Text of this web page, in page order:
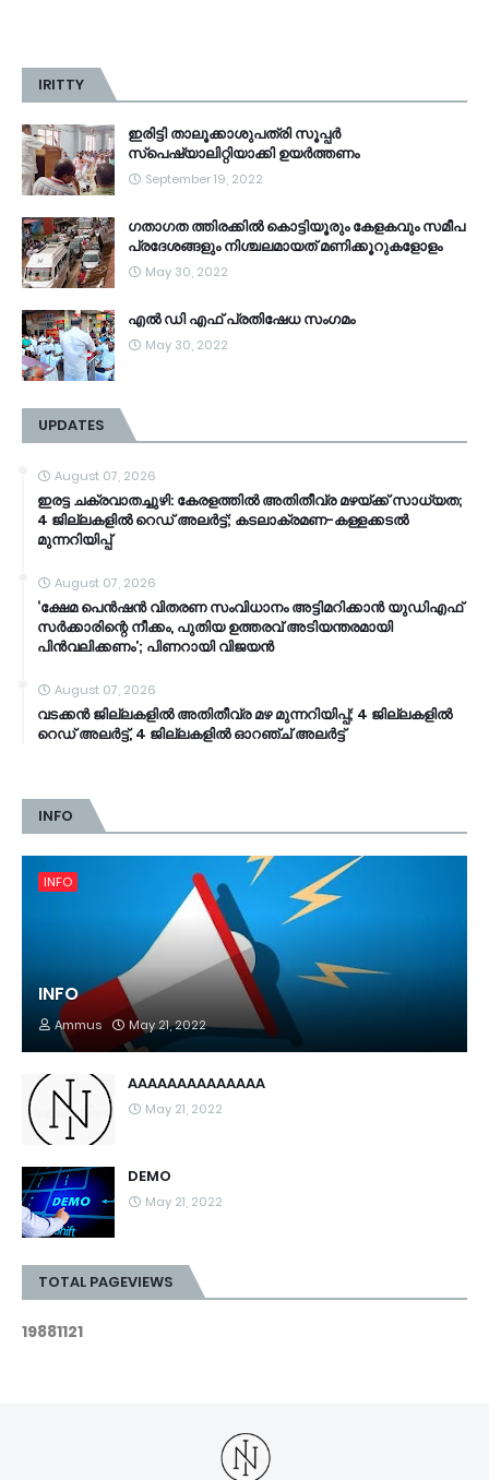
IRITTY
ഇരിട്ടി താലൂക്കാശുപത്രി സൂപ്പർ
സ്‌പെഷ്യാലിറ്റിയാക്കി ഉയർത്തണം
September 19, 2022
ഗതാഗത ത്തിരക്കിൽ കൊട്ടിയൂരും കേളകവും സമീപ
പ്രദേശങ്ങളും നിശ്ചലമായത് മണിക്കൂറുകളോളം
May 30, 2022
എൽ ഡി എഫ് പ്രതിഷേധ സംഗമം
May 30, 2022
UPDATES
August 07, 2026
ഇരട്ട ചക്രവാതച്ചുഴി: കേരളത്തിൽ അതിതീവ്ര മഴയ്ക്ക് സാധ്യത;
4 ജില്ലകളിൽ റെഡ് അലർട്ട്; കടലാക്രമണ-കള്ളക്കടൽ
മുന്നറിയിപ്പ്
August 07, 2026
‘ക്ഷേമ പെൻഷൻ വിതരണ സംവിധാനം അട്ടിമറിക്കാൻ യുഡിഎഫ്
സർക്കാരിന്റെ നീക്കം, പുതിയ ഉത്തരവ് അടിയന്തരമായി
പിൻവലിക്കണം’; പിണറായി വിജയൻ
August 07, 2026
വടക്കൻ ജില്ലകളിൽ അതിതീവ്ര മഴ മുന്നറിയിപ്പ്; 4 ജില്ലകളിൽ
റെഡ് അലർട്ട്, 4 ജില്ലകളിൽ ഓറഞ്ച് അലർട്ട്
INFO
INFO
INFO
Ammus May 21, 2022
AAAAAAAAAAAAAA
May 21, 2022
DEMO
May 21, 2022
TOTAL PAGEVIEWS
19881121